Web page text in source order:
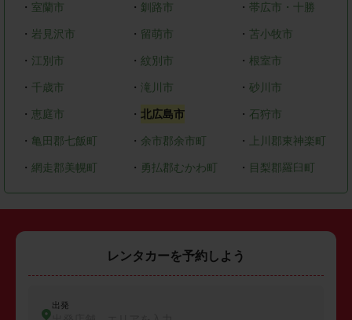
・ 室蘭市 ・ 釧路市 ・ 帯広市・十勝
・ 岩見沢市 ・ 留萌市 ・苫小牧市
・ 江別市 ・ 紋別市 ・ 根室市
・ 千歳市 ・ 滝川市 ・砂川市
・ 恵庭市 ・ 北広島市 ・ 石狩市
・ 亀田郡七飯町 ・ 余市郡余市町 ・ 上川郡東神楽町
・ 網走郡美幌町 ・ 勇払郡むかわ町 ・ 目梨郡羅臼町
レンタカーを予約しよう
出発